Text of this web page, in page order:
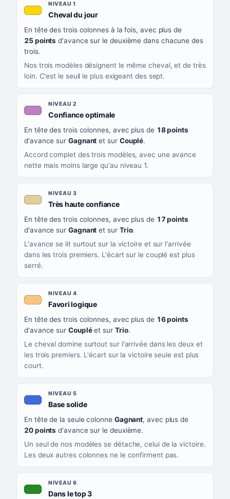
QUAND LA LIGNE PREND CETTE COULEUR
CE QUE CELA VOUS DIT
NIVEAU 1
Cheval du jour, couleur jaune or
En tête des trois colonnes à la fois, avec plus de
25 points d'avance sur le deuxième dans chacune des
trois.
Nos trois modèles désignent le même cheval, et de très
loin. C'est le seuil le plus exigeant des sept.
NIVEAU 2
Confiance optimale, couleur mauve
En tête des trois colonnes, avec plus de 18 points
d'avance sur Gagnant et sur Couplé.
Accord complet des trois modèles, avec une avance
nette mais moins large qu'au niveau 1.
NIVEAU 3
Très haute confiance, couleur beige
En tête des trois colonnes, avec plus de 17 points
d'avance sur Gagnant et sur Trio.
L'avance se lit surtout sur la victoire et sur l'arrivée
dans les trois premiers. L'écart sur le couplé est plus
serré.
NIVEAU 4
Favori logique, couleur orange clair
En tête des trois colonnes, avec plus de 16 points
d'avance sur Coupléet sur Trio.
Le cheval domine surtout sur l'arrivée dans les deux et
les trois premiers. L'écart sur la victoire seule est plus
court.
NIVEAU 5
Base solide, couleur bleu roi
En tête de la seule colonne Gagnant, avec plus de
20 points d'avance sur le deuxième.
Un seul de nos modèles se détache, celui de la victoire.
Les deux autres colonnes ne le confirment pas.
NIVEAU 6
Dans le top 3, couleur verte